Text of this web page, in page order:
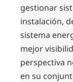
gestionar
instalación,
sistema
mejor
perspectiva
en su